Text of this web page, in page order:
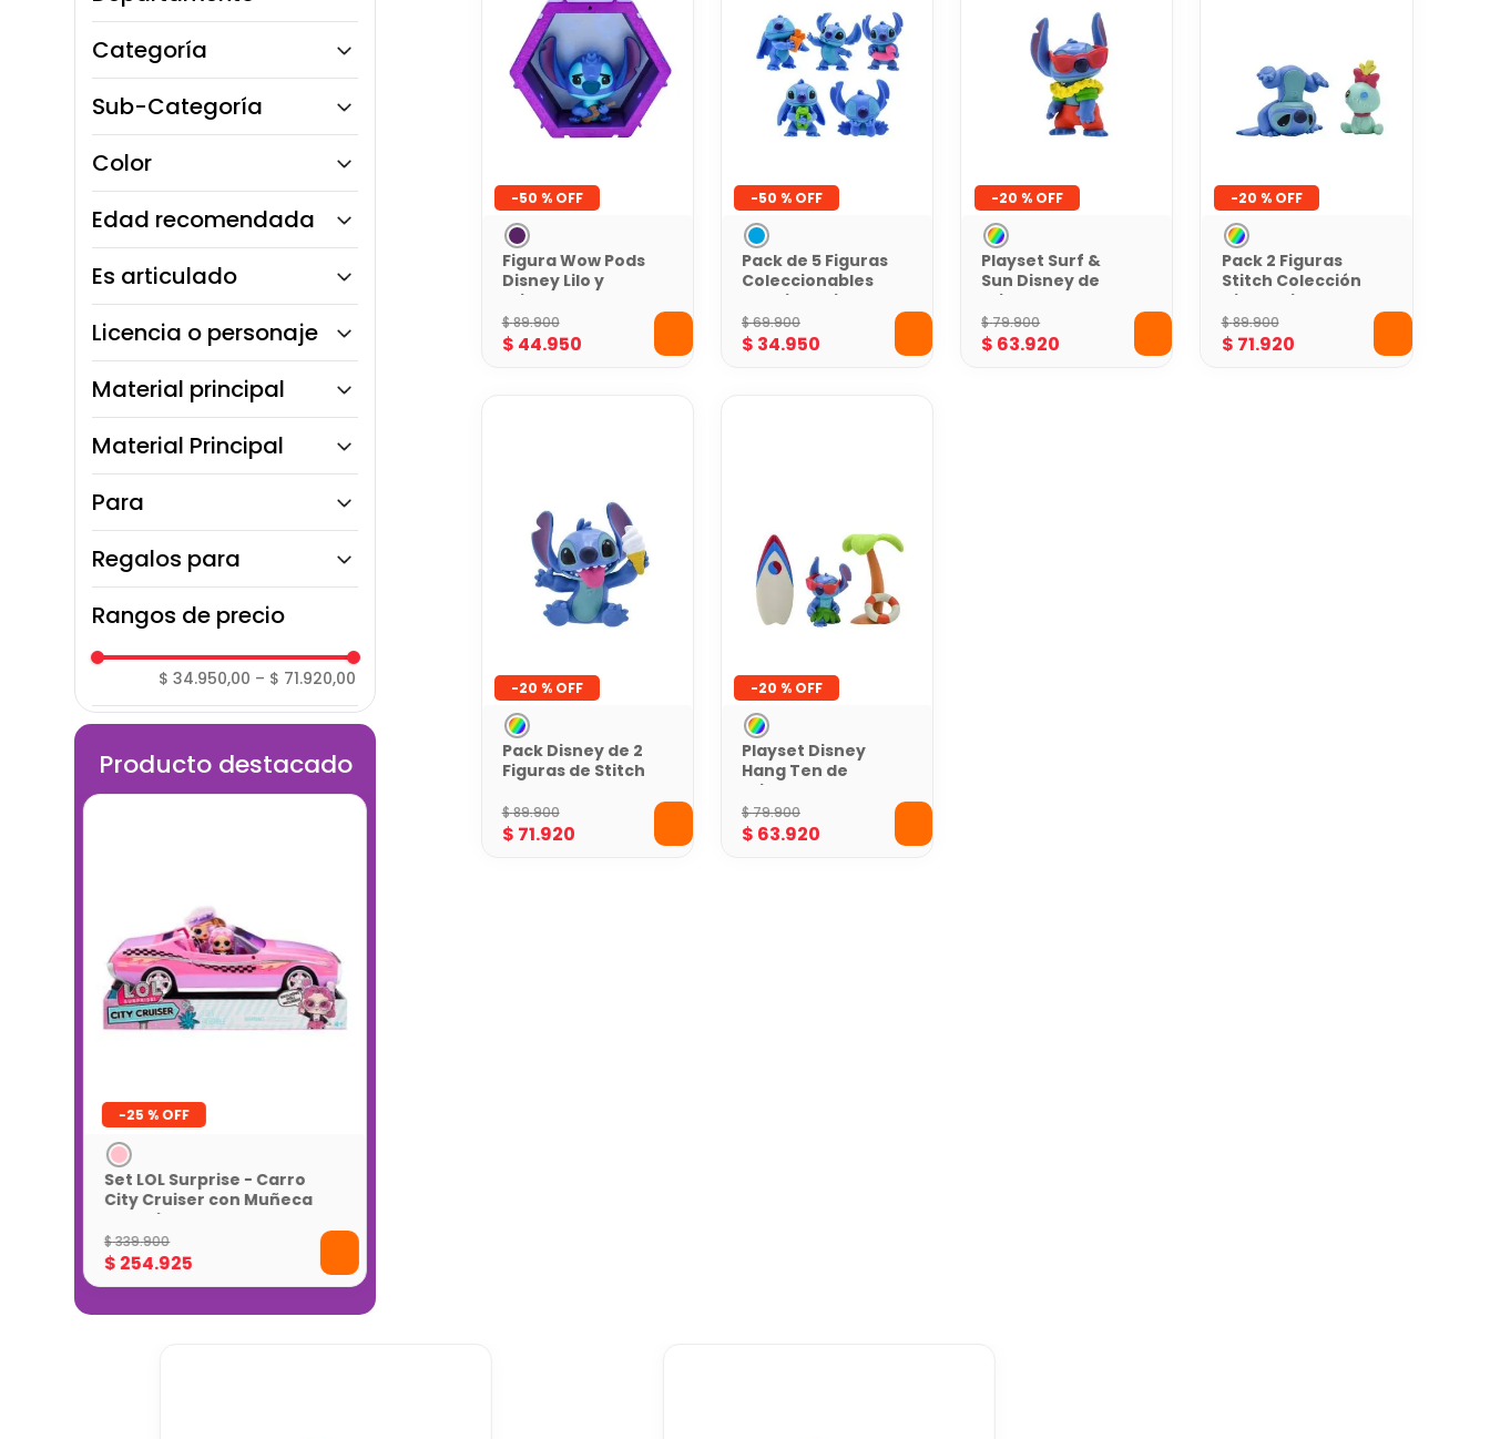
Monkey Market
Toy Logic
Llévatelo Outlet
Categoría
Sub-Categoría
Juguetes Coleccionables
Color
Edad recomendada
3 a 5 años
Es articulado
No
Licencia o personaje
Stitch
Material principal
Plástico rígido
Material Principal
Para
Regalos para
Rangos de precio
$ 34.950,00 – $ 71.920,00
Producto destacado
-25 %
Set LOL Surprise - Carro
City Cruiser con Muñeca
Exclusiva
$339.900
$254.925
-50 %
Figura Wow Pods
Disney Lilo y
Stitch
$89.900
$ 44.950
-50 %
Pack de 5 Figuras
Coleccionables
de Stitch Disney
$69.900
$ 34.950
-20 %
Playset Surf &
Sun Disney de
Stitch
$79.900
$ 63.920
-20 %
Pack 2 Figuras
Stitch Colección
Disney Lilo &
Stitch
$89.900
$ 71.920
-20 %
Pack Disney de 2
Figuras de Stitch
$89.900
$ 71.920
-20 %
Playset Disney
Hang Ten de
Stitch
$79.900
$ 63.920
10. dinosaurio